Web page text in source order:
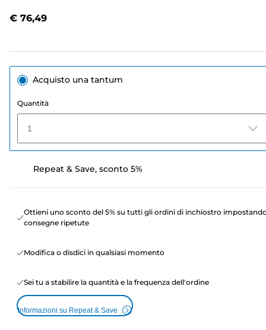
€ 76,49
Acquisto una tantum
Quantità
1
Repeat & Save, sconto 5%
Ottieni uno sconto del 5% su tutti gli ordini di inchiostro
consegne ripetute
Modifica o disdici in qualsiasi momento
Sei tu a stabilire la quantità e la frequenza dell'ordine
Informazioni su Repeat & Save